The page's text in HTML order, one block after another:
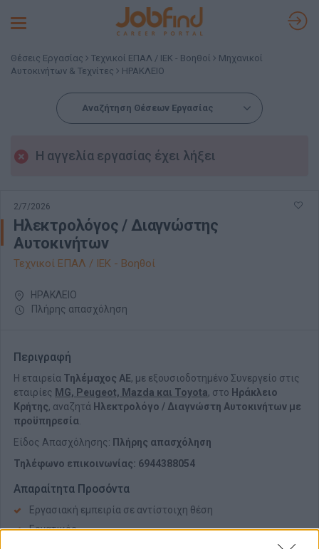
Toggle
Θέσεις Εργασίας Τεχνικοί ΕΠΑΛ / ΙΕΚ - Βοηθοί
Μηχανικοί
Αυτοκινήτων & Τεχνίτες
ΗΡΑΚΛΕΙΟ
Αναζήτηση Θέσεων Εργασίας
Η αγγελία εργασίας έχει λήξει
2/7/2026
Ηλεκτρολόγος / Διαγνώστης
Αυτοκινήτων
Τεχνικοί ΕΠΑΛ / ΙΕΚ - Βοηθοί
ΗΡΑΚΛΕΙΟ
Πλήρης απασχόληση
Περιγραφή
Η εταιρεία Τηλέμαχος ΑΕ, με εξουσιοδοτημένο Συνεργείο στις
εταιρίες MG, Peugeot, Mazda και Toyοta, στο Ηράκλειο
Κρήτης, αναζητά Ηλεκτρολόγο / Διαγνώστη Αυτοκινήτων με
προϋπηρεσία
Είδος Απασχόλησης: Πλήρης απασχόληση
Τηλέφωνο επικοινωνίας: 6944388054
Απαραίτητα Προσόντα
Εργασιακή εμπειρία σε αντίστοιχη θέση
Εργατικός